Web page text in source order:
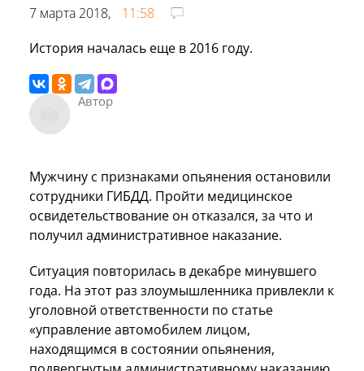
7 марта 2018,
11:58
История началась еще в 2016 году.
Автор
Мужчину с признаками опьянения остановили
сотрудники ГИБДД. Пройти медицинское
освидетельствование он отказался, за что и
получил административное наказание.
Ситуация повторилась в декабре минувшего
года. На этот раз злоумышленника привлекли к
уголовной ответственности по статье
«управление автомобилем лицом,
находящимся в состоянии опьянения,